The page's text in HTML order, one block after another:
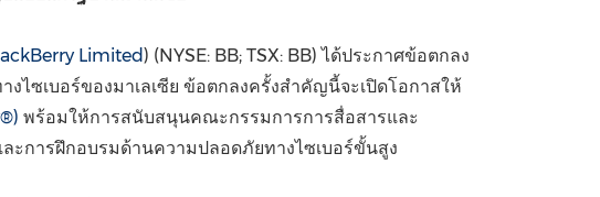
Limited) (NYSE: BB; TSX: BB) ได้ประกาศข้อตกลง
ไซเบอร์ของมาเลเซีย ข้อตกลงครั้งสำคัญนี้จะเปิดโอกาสให้
พร้อมให้การสนับสนุนคณะกรรมการการสื่อสารและ
ะการฝึกอบรมด้านความปลอดภัยทางไซเบอร์ขั้นสูง